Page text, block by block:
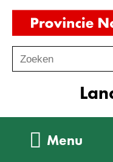
o
Zoeken
Menu